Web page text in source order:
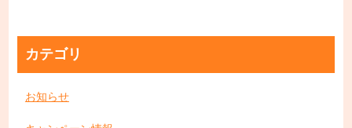
カテゴリ
お知らせ